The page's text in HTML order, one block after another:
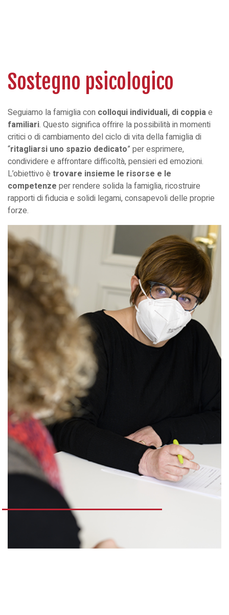
Sostegno psicologico
Seguiamo la famiglia con colloqui individuali, di coppiae
familiari. Questo significa offrire la possibilità in momenti
critici o di cambiamento del ciclo di vita della famiglia di
“ritagliarsi uno spazio dedicato” per esprimere,
condividere e affrontare difficoltà, pensieri ed emozioni.
L’obiettivo è trovare insieme le risorse e le
competenze per rendere solida la famiglia, ricostruire
rapporti di fiducia e solidi legami, consapevoli delle proprie
forze.